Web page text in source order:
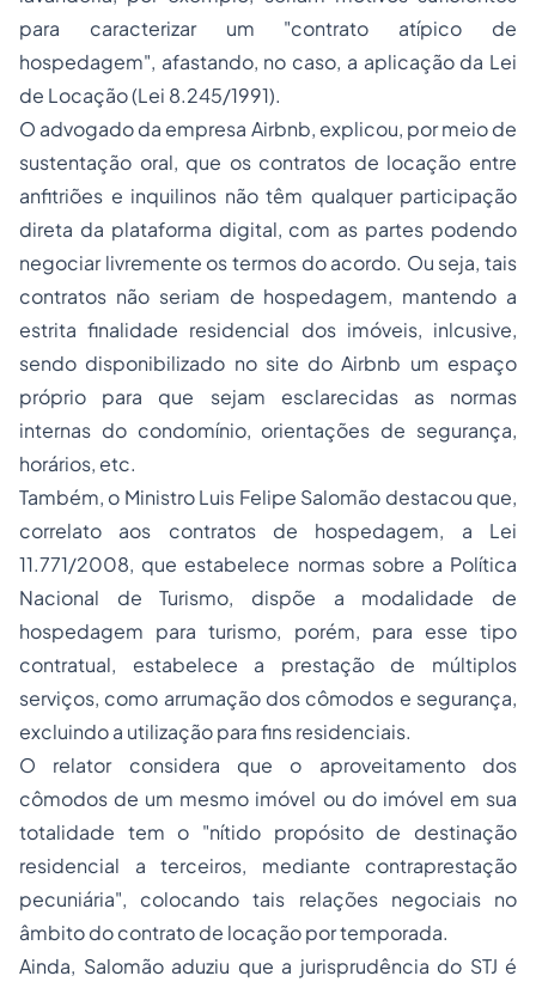
para caracterizar um "contrato atípico de
hospedagem", afastando, no caso, a aplicação da Lei
de Locação (Lei 8.245/1991).
O advogado da empresa Airbnb, explicou, por meio de
sustentação oral, que os contratos de locação entre
anfitriões e inquilinos não têm qualquer participação
direta da plataforma digital, com as partes podendo
negociar livremente os termos do acordo. Ou seja, tais
contratos não seriam de hospedagem, mantendo a
estrita finalidade residencial dos imóveis, inlcusive,
sendo disponibilizado no site do Airbnb um espaço
próprio para que sejam esclarecidas as normas
internas do condomínio, orientações de segurança,
horários, etc.
Também, o Ministro Luis Felipe Salomão destacou que,
correlato aos contratos de hospedagem, a Lei
11.771/2008, que estabelece normas sobre a Política
Nacional de Turismo, dispõe a modalidade de
hospedagem para turismo, porém, para esse tipo
contratual, estabelece a prestação de múltiplos
serviços, como arrumação dos cômodos e segurança,
excluindo a utilização para fins residenciais.
O relator considera que o aproveitamento dos
cômodos de um mesmo imóvel ou do imóvel em sua
totalidade tem o "nítido propósito de destinação
residencial a terceiros, mediante contraprestação
pecuniária", colocando tais relações negociais no
âmbito do contrato de locação por temporada.
Ainda, Salomão aduziu que a jurisprudência do STJ é